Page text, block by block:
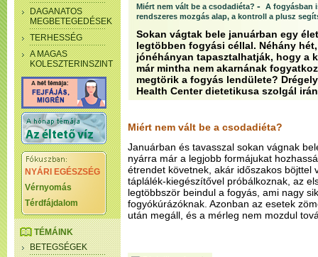
DAGANATOS
MEGBETEGEDÉSEK
TERHESSÉG
A MAGAS
KOLESZTERINSZINT
NYÁRI EGÉSZSÉG
Vérnyomás
Térdfájdalom
TÉMÁINK
BETEGSÉGEK
Miért nem vált be a csodadiéta? - A fogyásban
rendszeres mozgás alap, a kontroll a plusz
Sokan vágtak bele januárban egy
legtöbben fogyási céllal. Néhány
jónéhányan tapasztalhatják, hogy a
már mintha nem akarnának
megtörik a fogyás lendülete?
Health Center dietetikusa szolgál
Miért nem vált be a csodadiéta?
Januárban és tavasszal sokan vágnak
nyárra már a legjobb formájukat
étrendet követnek, akár időszakos böjttel
táplálék-kiegészítővel próbálkoznak, az
legtöbbször beindul a fogyás, ami nagy
fogyókúrázóknak. Azonban az esetek
után megáll, és a mérleg nem mozdul